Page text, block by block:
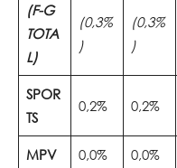
(F-G
TOTA
L)
(0,3%
)
(0,3%
)
SPOR
TS
0,2% 0,2%
MPV 0,0% 0,0%